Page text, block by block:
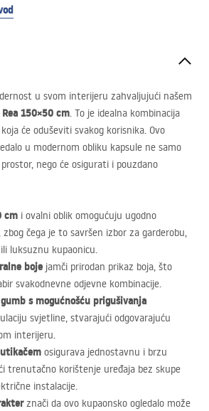
u svom interijeru zahvaljujući našem
150×50 cm. To je idealna kombinacija
će oduševiti svakog korisnika. Ovo
u modernom obliku kapsule ne samo
nego će osigurati i pouzdano
cm i ovalni oblik omogućuju ugodno
čega je to savršen izbor za garderobu,
luksuznu kupaonicu.
boje jamči prirodan prikaz boja, što
svakodnevne odjevne kombinacije.
s mogućnošću prigušivanja
svjetline, stvarajući odgovarajuću
interijeru.
osigurava jednostavnu i brzu
trenutačno korištenje uređaja bez skupe
instalacije.
znači da ovo kupaonsko ogledalo može